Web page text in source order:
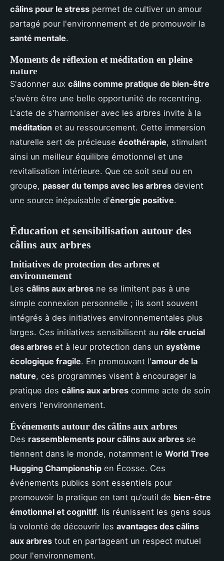
câlins pour le stress permet de cultiver un amour
partagé pour l'environnement et de promouvoir la
santé mentale.
Moments de réflexion et méditation en pleine
nature
S'adonner aux câlins comme pratique de bien-être
s'avère être une belle opportunité de recentring.
L'acte de s'harmoniser avec les arbres invite à la
méditation et au ressourcement. Cette immersion
naturelle sert de précieuse écothérapie, stimulant
ainsi un meilleur équilibre émotionnel et une
revitalisation intérieure. Que ce soit seul ou en
groupe, passer du temps avec les arbres devient
une source inépuisable d'énergie positive.
Éducation et sensibilisation autour des
câlins aux arbres
Initiatives de protection des arbres et
environnement
Les câlins aux arbres ne se limitent pas à une
simple connexion personnelle ; ils sont souvent
intégrés à des initiatives environnementales plus
larges. Ces initiatives sensibilisent au rôle crucial
des arbres et à leur protection dans un système
écologique fragile. En promouvant l'amour de la
nature, ces programmes visent à encourager la
pratique des câlins aux arbres comme acte de soin
envers l'environnement.
Événements autour des câlins aux arbres
Des rassemblements pour câlins aux arbres se
tiennent dans le monde, notamment le World Tree
Hugging Championship en Écosse. Ces
événements publics sont essentiels pour
promouvoir la pratique en tant qu'outil de bien-être
émotionnel et cognitif. Ils réunissent les gens sous
la volonté de découvrir les avantages des câlins
aux arbres tout en partageant un respect mutuel
pour l'environnement.